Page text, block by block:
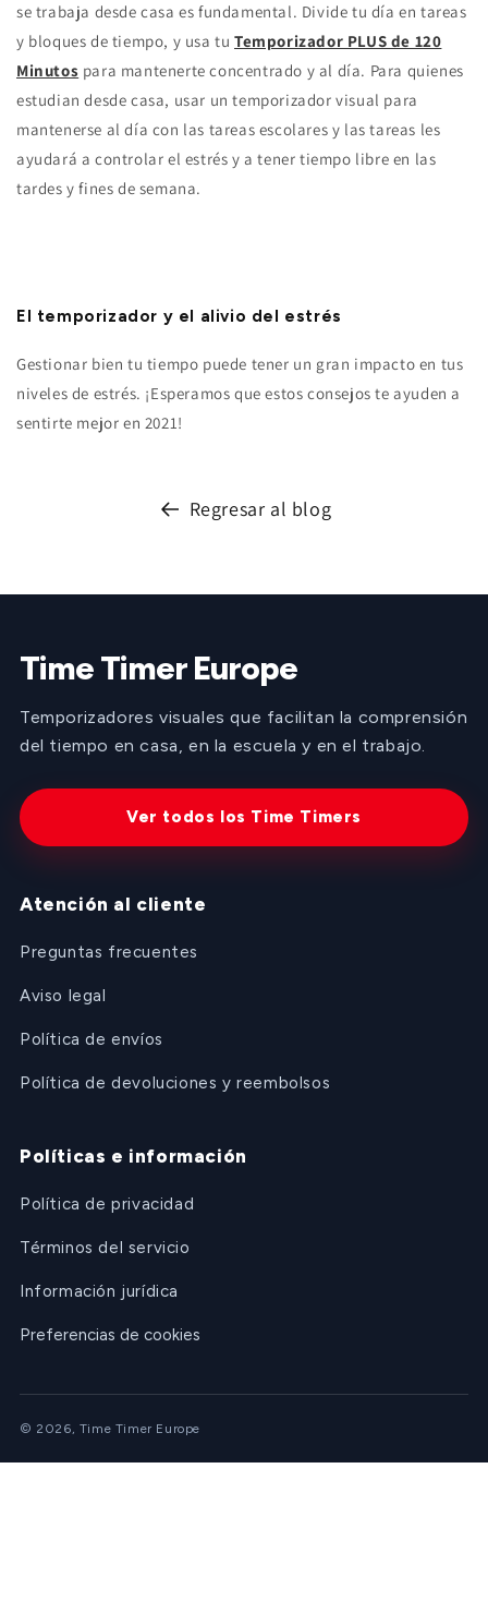
se trabaja desde casa es fundamental. Divide tu día en tareas
y bloques de tiempo, y usa tuTemporizador PLUS de 120
Minutos para mantenerte concentrado y al día. Para quienes
estudian desde casa, usar un temporizador visual para
mantenerse al día con las tareas escolares y las tareas les
ayudará a controlar el estrés y a tener tiempo libre en las
tardes y fines de semana.
El temporizador y el alivio del estrés
Gestionar bien tu tiempo puede tener un gran impacto en tus
niveles de estrés. ¡Esperamos que estos consejos te ayuden a
sentirte mejor en 2021!
Regresar al blog
Time Timer Europe
Temporizadores visuales que facilitan la comprensión
del tiempo en casa, en la escuela y en el trabajo.
Ver todos los Time Timers
Atención al cliente
Preguntas frecuentes
Aviso legal
Política de envíos
Política de devoluciones y reembolsos
Políticas e información
Política de privacidad
Términos del servicio
Información jurídica
Preferencias de cookies
© 2026, Time Timer Europe